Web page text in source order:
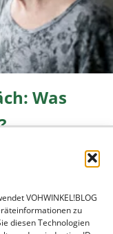
VOHWINKEL!BLOG
zu
diesen Technologien
Was